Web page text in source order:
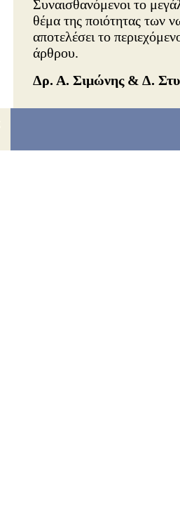
Συναισθανόμενοι το
θέμα της ποιότητας των
αποτελέσει το
άρθρου.
Δρ. Α. Σιμώνης & Δ.